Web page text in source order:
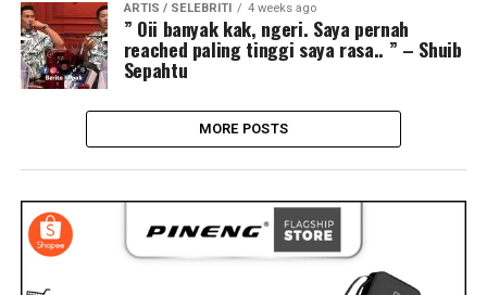
ARTIS / SELEBRITI 4 weeks ago
” Oii banyak kak, ngeri. Saya pernah
reached paling tinggi saya rasa.. ” – Shuib
Sepahtu
MORE POSTS